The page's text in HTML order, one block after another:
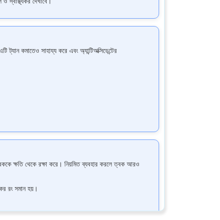
কমাতেও সাহায্য করে এবং অ্যান্টিঅক্সিডেন্টের
ক্ষতি থেকে রক্ষা করে। নিয়মিত ব্যবহার করলে ত্বক আরও
রং সমান হয়।